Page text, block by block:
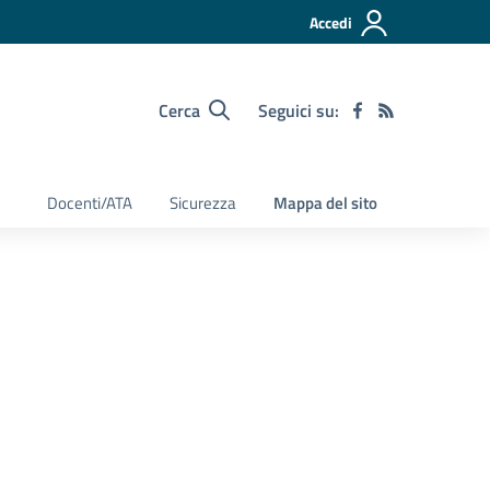
Accedi
Cerca Seguici su:
Docenti/ATA Sicurezza Mappa del sito